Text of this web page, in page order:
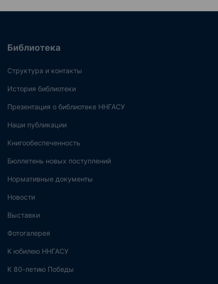
Библиотека
Структура и контакты
История библиотеки
Презентация о библиотеке ННГАСУ
Наши публикации
Книгообеспеченность
Бюллетень новых поступлений
Нормативные документы
Новости
Выставки
Фотогалерея
К юбилею ННГАСУ
К 80-летию Победы